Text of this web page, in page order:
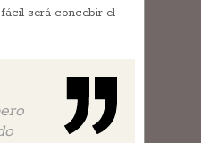
será concebir el